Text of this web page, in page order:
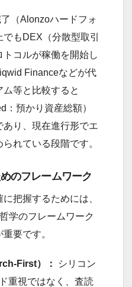
（Alonzoハードフォ
もDEX（分散型取引
コルが稼働を開始し
Financeなどが代
等と比較すると
：預かり資産総額）
り、現在進行形でエ
れている段階です。
のフレームワーク
把握するためには、
学のフレームワーク
要です。
First）：
シリコン
重視ではなく、査読